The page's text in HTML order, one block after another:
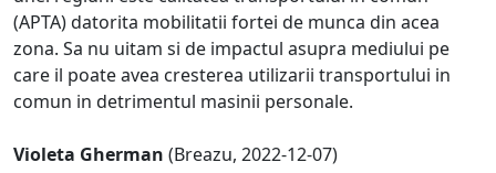
(APTA) datorita mobilitatii fortei de munca din acea
zona. Sa nu uitam si de impactul asupra mediului pe
care il poate avea cresterea utilizarii transportului in
comun in detrimentul masinii personale.
Violeta Gherman (Breazu, 2022-12-07)